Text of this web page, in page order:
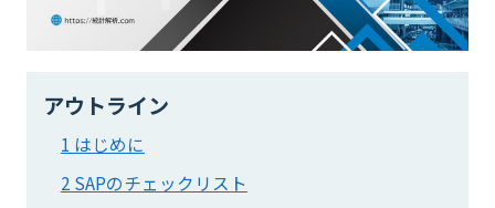
アウトライン
1 はじめに
2 SAPのチェックリスト